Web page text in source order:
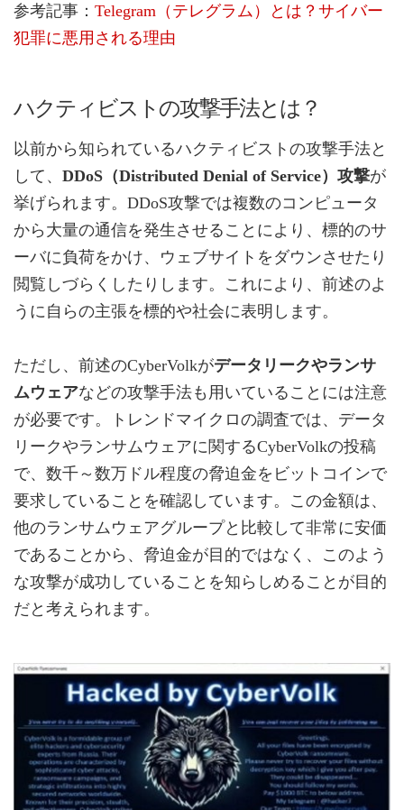
参考記事： Telegram（テレグラム）とは？サイバー
犯罪に悪用される理由
ハクティビストの攻撃手法とは？
以前から知られているハクティビストの攻撃手法と
して、 DDoS（Distributed Denial of Service）攻撃が
挙げられます。DDoS攻撃では複数のコンピュータ
から大量の通信を発生させることにより、標的のサ
ーバに負荷をかけ、ウェブサイトをダウンさせたり
閲覧しづらくしたりします。これにより、前述のよ
うに自らの主張を標的や社会に表明します。
ただし、前述のCyberVolkがデータリークやランサ
ムウェアなどの攻撃手法も用いていることには注意
が必要です。トレンドマイクロの調査では、データ
リークやランサムウェアに関するCyberVolkの投稿
で、数千～数万ドル程度の脅迫金をビットコインで
要求していることを確認しています。この金額は、
他のランサムウェアグループと比較して非常に安価
であることから、脅迫金が目的ではなく、このよう
な攻撃が成功していることを知らしめることが目的
だと考えられます。